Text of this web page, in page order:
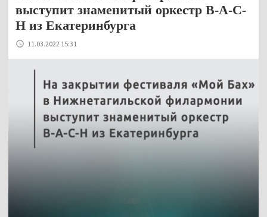
выступит знаменитый оркестр B-A-C-
H из Екатеринбурга
11.03.2022 15:31